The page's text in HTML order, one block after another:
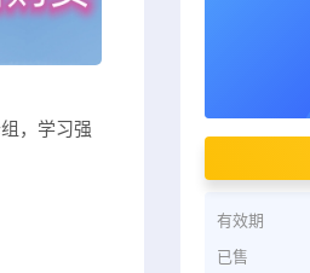
，学习强
有效期
已售